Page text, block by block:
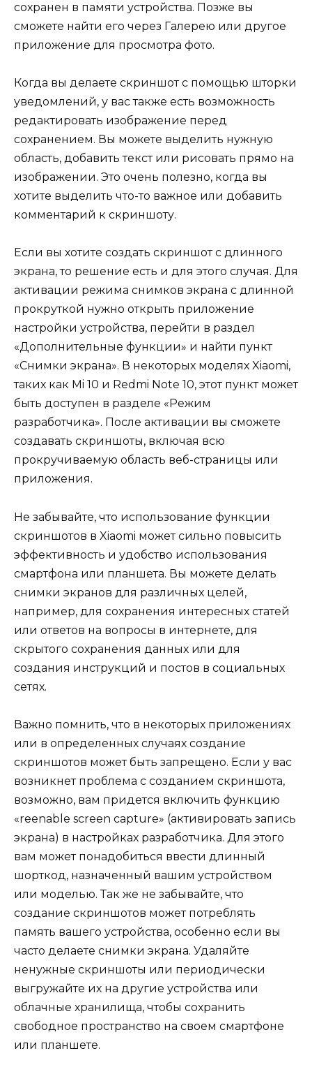
сохранен в памяти устройства. Позже вы
сможете найти его через Галерею или другое
приложение для просмотра фото.
Когда вы делаете скриншот с помощью шторки
уведомлений, у вас также есть возможность
редактировать изображение перед
сохранением. Вы можете выделить нужную
область, добавить текст или рисовать прямо на
изображении. Это очень полезно, когда вы
хотите выделить что-то важное или добавить
комментарий к скриншоту.
Если вы хотите создать скриншот с длинного
экрана, то решение есть и для этого случая. Для
активации режима снимков экрана с длинной
прокруткой нужно открыть приложение
настройки устройства, перейти в раздел
«Дополнительные функции» и найти пункт
«Снимки экрана». В некоторых моделях Xiaomi,
таких как Mi 10 и Redmi Note 10, этот пункт может
быть доступен в разделе «Режим
разработчика». После активации вы сможете
создавать скриншоты, включая всю
прокручиваемую область веб-страницы или
приложения.
Не забывайте, что использование функции
скриншотов в Xiaomi может сильно повысить
эффективность и удобство использования
смартфона или планшета. Вы можете делать
снимки экранов для различных целей,
например, для сохранения интересных статей
или ответов на вопросы в интернете, для
скрытого сохранения данных или для
создания инструкций и постов в социальных
сетях.
Важно помнить, что в некоторых приложениях
или в определенных случаях создание
скриншотов может быть запрещено. Если у вас
возникнет проблема с созданием скриншота,
возможно, вам придется включить функцию
«reenable screen capture» (активировать запись
экрана) в настройках разработчика. Для этого
вам может понадобиться ввести длинный
шорткод, назначенный вашим устройством
или моделью. Так же не забывайте, что
создание скриншотов может потреблять
память вашего устройства, особенно если вы
часто делаете снимки экрана. Удаляйте
ненужные скриншоты или периодически
выгружайте их на другие устройства или
облачные хранилища, чтобы сохранить
свободное пространство на своем смартфоне
или планшете.